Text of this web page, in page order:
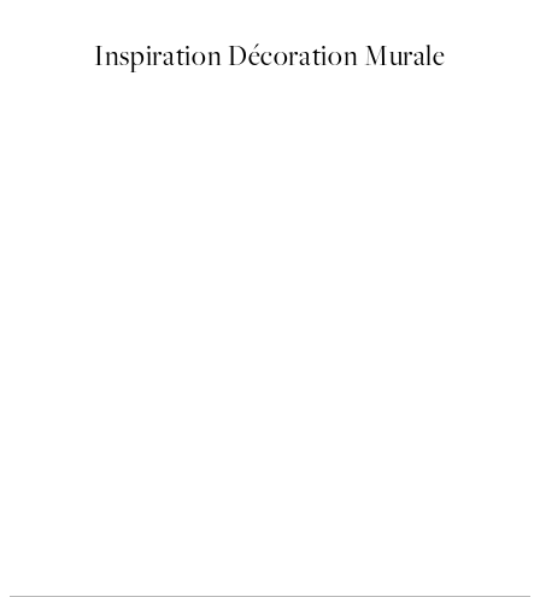
Inspiration Décoration Murale